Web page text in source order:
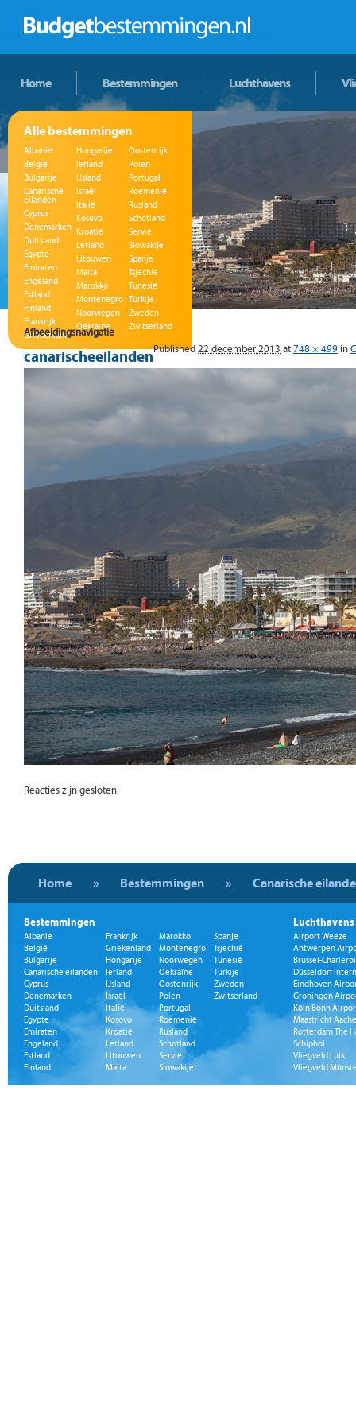
Home Bestemmingen Luchthavens
Alle bestemmingen
Albanië
België
Bulgarije
Canarische
eilanden
Cyprus
Denemarken
Duitsland
Egypte
Emiraten
Engeland
Estland
Finland
Frankrijk
Griekenland
Hongarije
Ierland
IJsland
Israël
Italië
Kosovo
Kroatië
Letland
Litouwen
Malta
Marokko
Montenegro
Noorwegen
Oekraïne
Oostenrijk
Polen
Portugal
Roemenië
Rusland
Schotland
Servië
Slowakije
Spanje
Tsjechië
Tunesië
Turkije
Zweden
Zwitserland
Afbeeldingsnavigatie
canarischeeilandenPublished22 december 2013 at748 × 499 in
Reacties zijn gesloten.
Home » Bestemmingen » Canarische
Bestemmingen
Albanië
België
Bulgarije
Canarische eilanden
Cyprus
Denemarken
Duitsland
Egypte
Emiraten
Engeland
Estland
Finland
Frankrijk
Griekenland
Hongarije
Ierland
IJsland
Israël
Italië
Kosovo
Kroatië
Letland
Litouwen
Malta
Marokko
Montenegro
Noorwegen
Oekraïne
Oostenrijk
Polen
Portugal
Roemenië
Rusland
Schotland
Servië
Slowakije
Spanje
Tsjechië
Tunesië
Turkije
Zweden
Zwitserland
Luchthavens
Airport Weeze
Antwerpen
Brussel-
Düsseldorf
Eindhoven
Groningen
Köln Bonn
Maastricht
Rotterdam The
Schiphol
Vliegveld Luik
Vliegveld